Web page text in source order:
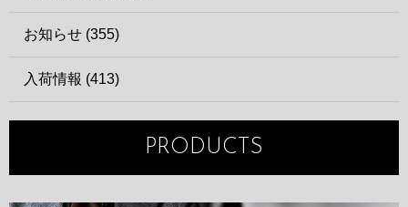
お知らせ (355)
入荷情報 (413)
PRODUCTS